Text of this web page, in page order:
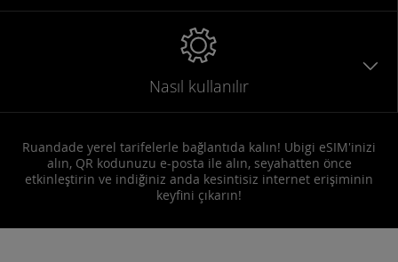
Nasıl kullanılır
Ruandade yerel tarifelerle bağlantıda kalın! Ubigi eSIM'inizi
alın, QR kodunuzu e-posta ile alın, seyahatten önce
etkinleştirin ve indiğiniz anda kesintisiz internet erişiminin
keyfini çıkarın!